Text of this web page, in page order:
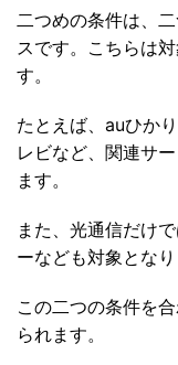
二つめの条件は、
スです。こちらは
す。
たとえば、auひか
レビなど、関連サ
ます。
また、光通信だけ
ーなども対象となり
この二つの条件を
られます。